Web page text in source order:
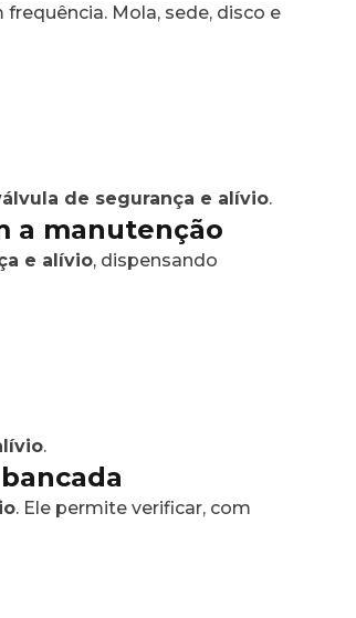
Mola, sede, disco e
de segurança e alívio.
a manutenção
e alívio, dispensando
.
. Ele permite verificar, com